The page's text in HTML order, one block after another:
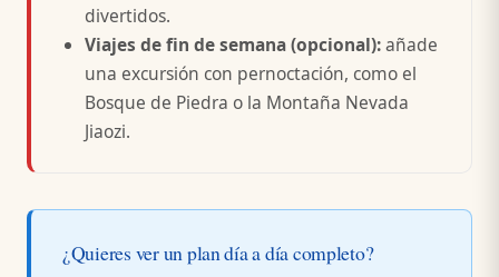
divertidos.
Viajes de fin de semana (opcional):añade
una excursión con pernoctación, como el
Bosque de Piedra o la Montaña Nevada
Jiaozi.
¿Quieres ver un plan día a día completo?